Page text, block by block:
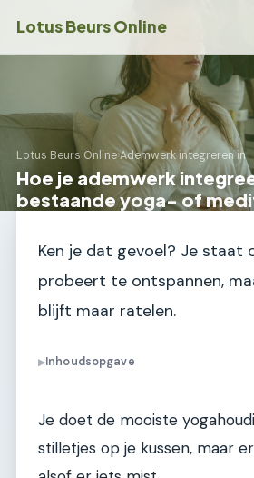
Lotus Beurs Online
Lotus Beurs Online›Ademwerk integreren in
Hoe je ademwerk
bestaande yoga- of
Ken je dat gevoel? Je staat
probeert te ontspannen,
blijft maar ratelen.
▶Inhoudsopgave
Je doet de mooiste
stilletjes op je kussen, maar